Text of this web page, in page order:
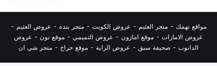
مواقع تهمك - متجر العثيم - عروض الكويت - متجر بنده - عروض العثيم -
عروض الامارات - موقع امازون - عروض التميمي - موقع نون - عروض
الدانوب - صحيفة سبق - عروض الراية - موقع حراج - متجر شي ان